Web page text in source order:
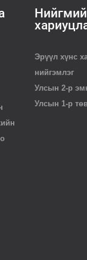
Эрүүл хүнс
нийгэмлэг
Улсын 2-р
Улсын 1-р